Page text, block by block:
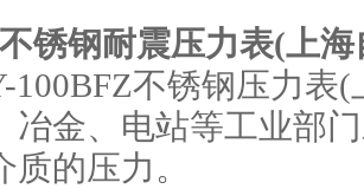
不锈钢耐震压力表(上海
100BFZ不锈钢压力表
冶金、电站等工业部
的压力。